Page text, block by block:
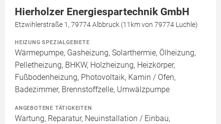
Hierholzer Energiespartechnik GmbH
Etzwihlerstraße 1, 79774 Albbruck (11km von 79774 Luchle)
HEIZUNG SPEZIALGEBIETE
Wärmepumpe, Gasheizung, Solarthermie, Ölheizung,
Pelletheizung, BHKW, Holzheizung, Heizkörper,
Fußbodenheizung, Photovoltaik, Kamin / Ofen,
Badezimmer, Brennstoffzelle, Umwälzpumpe
ANGEBOTENE TÄTIGKEITEN
Wartung, Reparatur, Neuinstallation / Einbau,